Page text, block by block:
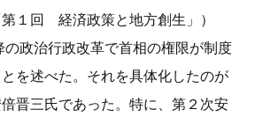
１回 経済政策と地方創生」）
の政治行政改革で首相の権限が制度
を述べた。それを具体化したのが
晋三氏であった。特に、第２次安